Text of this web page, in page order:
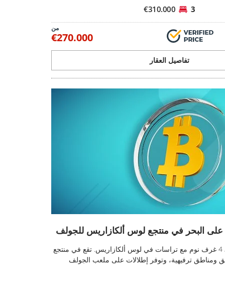
3
€310.000
من
€270.000
تفاصيل العقار
شقق أنيقة مطلة على البحر في منتجع لوس لوس ألكازاريس للجولف 2
البحر في منتجع لوس ألكازاريس للجولف
شقق حديثة من 2 إلى 4 غرف نوم مع تراسات في لوس ألكازاريس. تقع في منتجع
ومناطق ترفيهية، وتوفر إطلالات على ملعب الجولف